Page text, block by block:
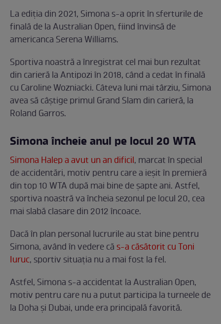
La ediția din 2021, Simona s-a oprit în sferturile de
finală de la Australian Open, fiind învinsă de
americanca Serena Williams.
Sportiva noastră a înregistrat cel mai bun rezultat
din carieră la Antipozi în 2018, când a cedat în finală
cu Caroline Wozniacki. Câteva luni mai târziu, Simona
avea să câștige primul Grand Slam din carieră, la
Roland Garros.
Simona încheie anul pe locul 20 WTA
Simona Halep a avut un an dificil, marcat în special
de accidentări, motiv pentru care a ieșit în premieră
din top 10 WTA după mai bine de șapte ani. Astfel,
sportiva noastră va încheia sezonul pe locul 20, cea
mai slabă clasare din 2012 încoace.
Dacă în plan personal lucrurile au stat bine pentru
Simona, având în vedere că s-a căsătorit cu Toni
Iuruc, sportiv situația nu a mai fost la fel.
Astfel, Simona s-a accidentat la Australian Open,
motiv pentru care nu a putut participa la turneele de
la Doha și Dubai, unde era principală favorită.